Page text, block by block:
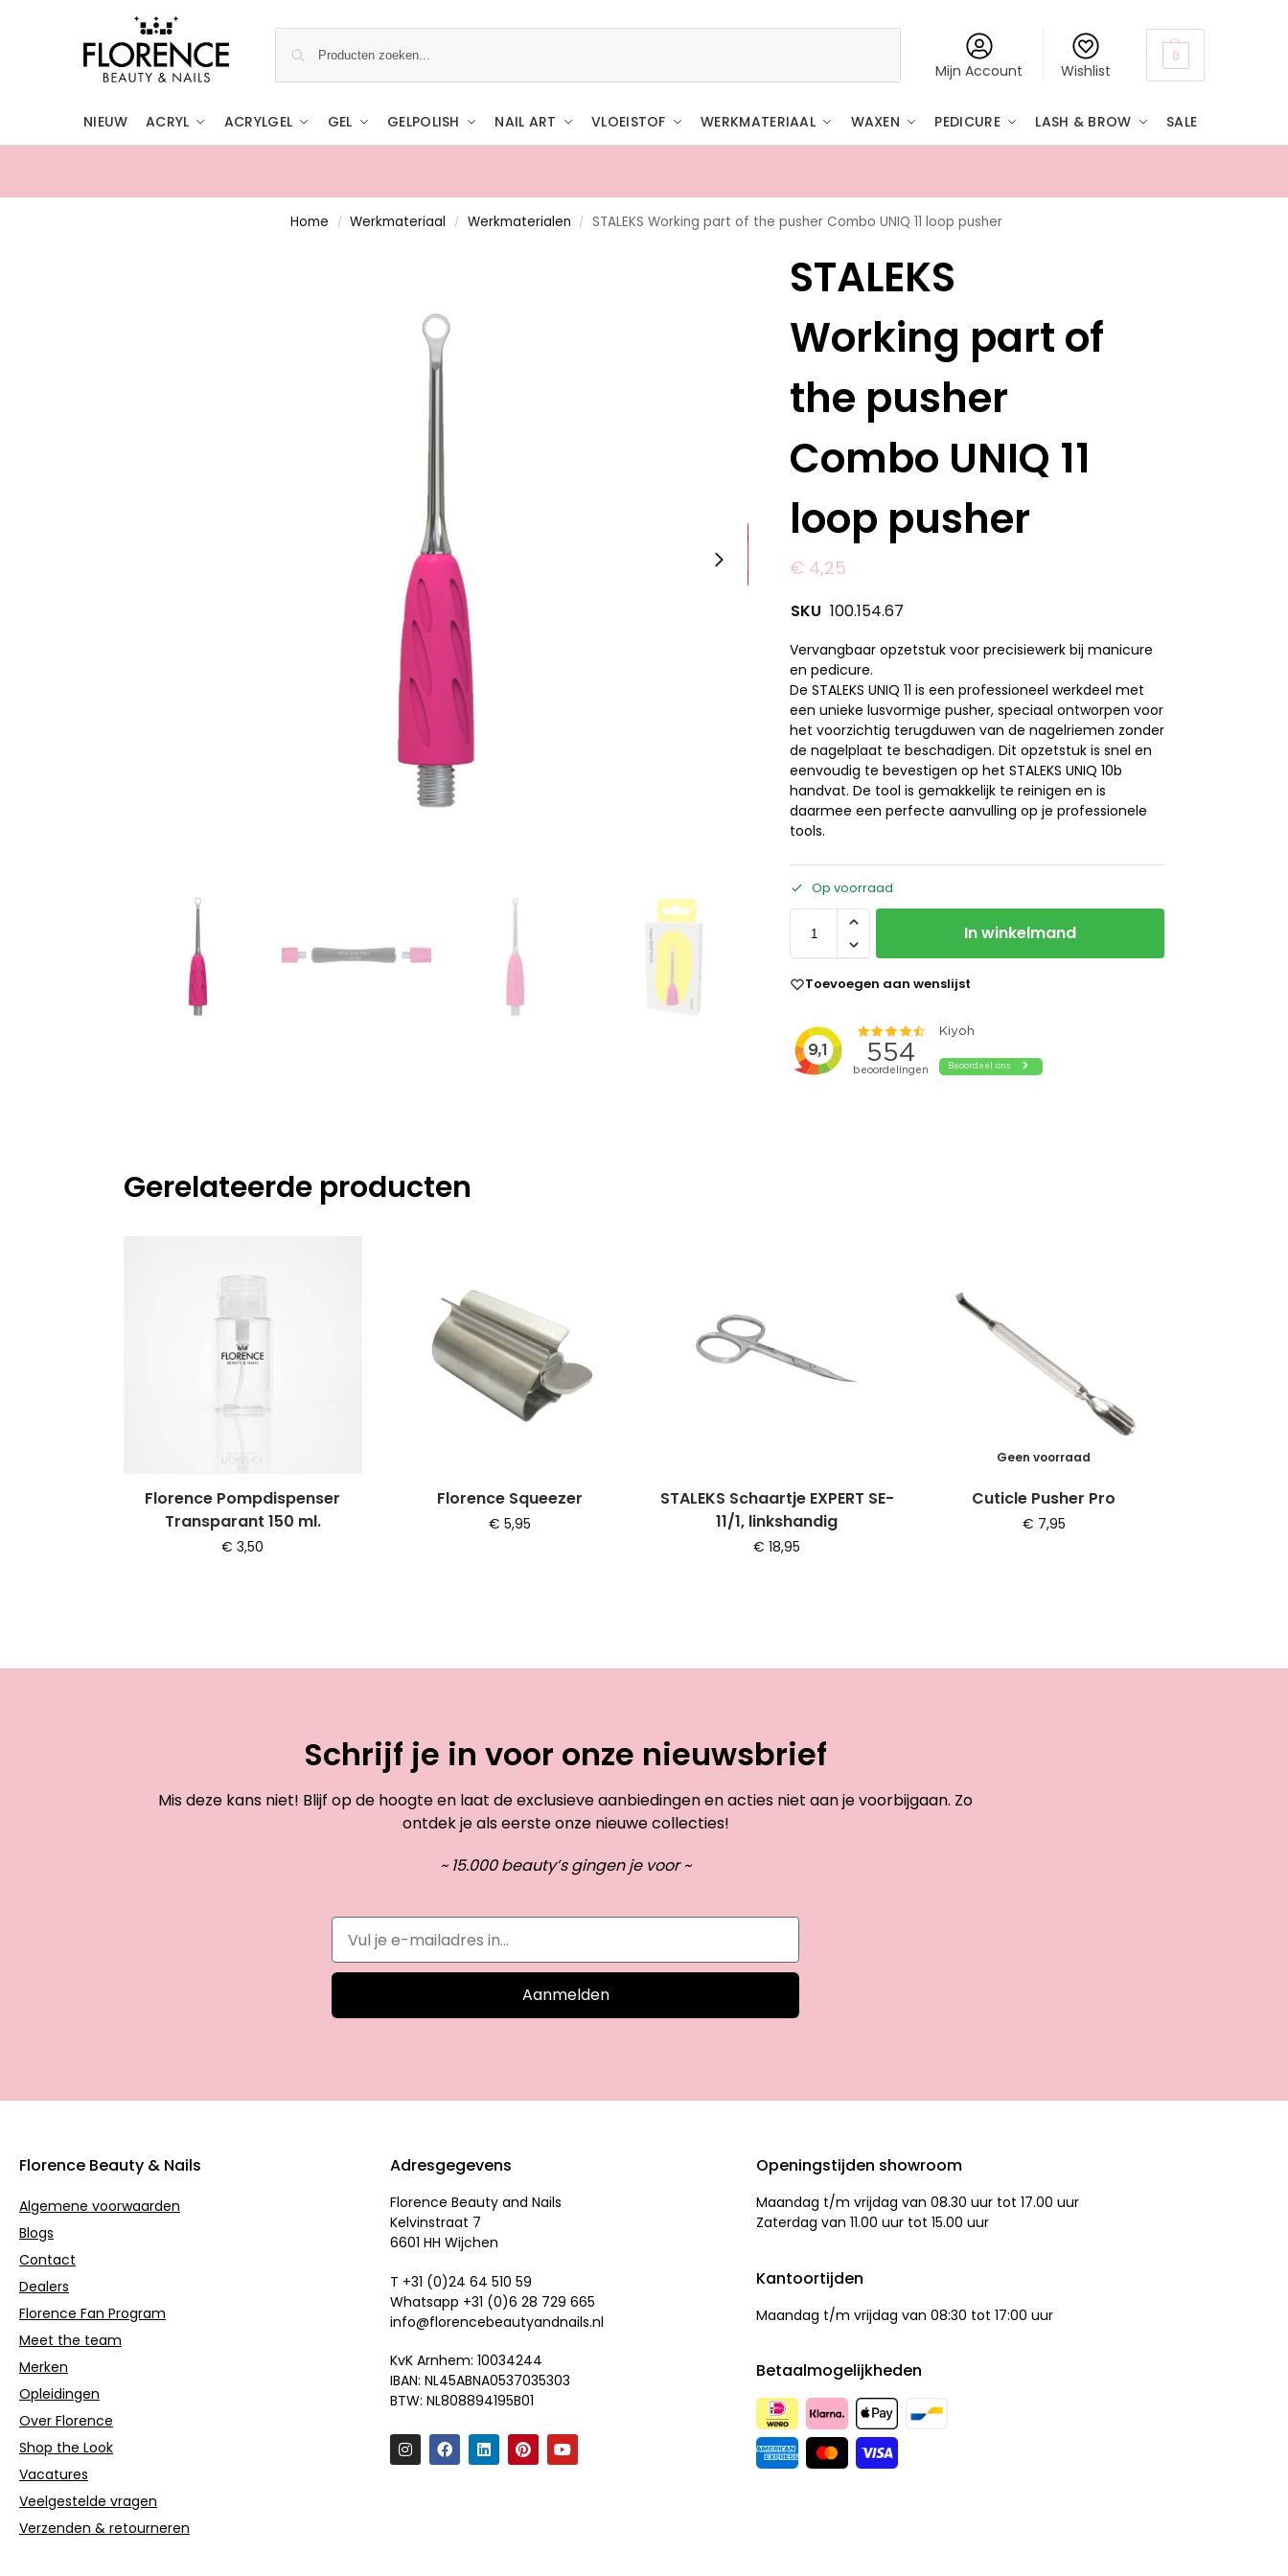
Mijn Account Wishlist
0
NIEUW ACRYL ACRYLGEL GEL GELPOLISH NAIL ART VLOEISTOF WERKMATERIAAL WAXEN PEDICURE LASH & BROW SALE
Home / Werkmateriaal / Werkmaterialen / STALEKS Working part of the pusher Combo UNIQ 11 loop pusher
STALEKS
Working part of
the pusher
Combo UNIQ 11
loop pusher
€ 4,25
SKU 100.154.67
Vervangbaar opzetstuk voor precisiewerk bij manicure
en pedicure.
De STALEKS UNIQ 11 is een professioneel werkdeel met
een unieke lusvormige pusher, speciaal ontworpen voor
het voorzichtig terugduwen van de nagelriemen zonder
de nagelplaat te beschadigen. Dit opzetstuk is snel en
eenvoudig te bevestigen op het STALEKS UNIQ 10b
handvat. De tool is gemakkelijk te reinigen en is
daarmee een perfecte aanvulling op je professionele
tools.
Op voorraad
In winkelmand
Toevoegen aan wenslijst
Gerelateerde producten
Florence Pompdispenser
Transparant 150 ml.
€ 3,50
Florence Squeezer
€ 5,95
STALEKS Schaartje EXPERT SE-
11/1, linkshandig
€ 18,95
Geen voorraad
Cuticle Pusher Pro
€ 7,95
Schrijf je in voor onze nieuwsbrief
Mis deze kans niet! Blijf op de hoogte en laat de exclusieve aanbiedingen en acties niet aan je voorbijgaan. Zo
ontdek je als eerste onze nieuwe collecties!
~ 15.000 beauty’s gingen je voor ~
Aanmelden
Florence Beauty & Nails
Algemene voorwaarden
Blogs
Contact
Dealers
Florence Fan Program
Meet the team
Merken
Opleidingen
Over Florence
Shop the Look
Vacatures
Veelgestelde vragen
Verzenden & retourneren
Adresgegevens
Florence Beauty and Nails
Kelvinstraat 7
6601 HH Wijchen
T +31 (0)24 64 510 59
Whatsapp +31 (0)6 28 729 665
info@florencebeautyandnails.nl
KvK Arnhem: 10034244
IBAN: NL45ABNA0537035303
BTW: NL808894195B01
Openingstijden showroom
Maandag t/m vrijdag van 08.30 uur tot 17.00 uur
Zaterdag van 11.00 uur tot 15.00 uur
Kantoortijden
Maandag t/m vrijdag van 08:30 tot 17:00 uur
Betaalmogelijkheden